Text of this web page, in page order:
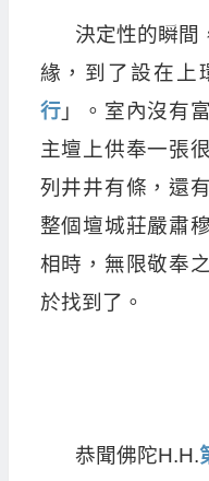
決定性的瞬間
緣，到了設在上
行 」。室內沒有
主壇上供奉一張
列井井有條，還
整個壇城莊嚴肅
相時，無限敬奉
於找到了。
恭聞佛陀H.H.